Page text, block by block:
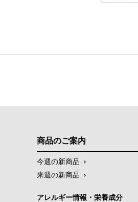
商品のご案内
今週の新商品
来週の新商品
アレルギー情報・栄養成分